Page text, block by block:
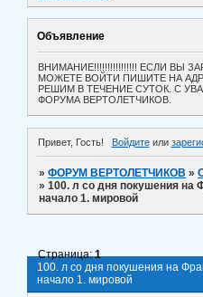
Объявление
ВНИМАНИЕ!!!!!!!!!!!!!!!! ЕСЛИ ВЫ
МОЖЕТЕ ВОЙТИ ПИШИТЕ НА
РЕШИМ В ТЕЧЕНИЕ СУТОК. С
ФОРУМА ВЕРТОЛЕТЧИКОВ.
Привет, Гость! Войдитеили
»ФОРУМ ВЕРТОЛЕТЧИКОВ »
»100. л со дня покушения на
начало 1. мировой
100. л со дня покушения на
начало 1. мировой
Страница:1